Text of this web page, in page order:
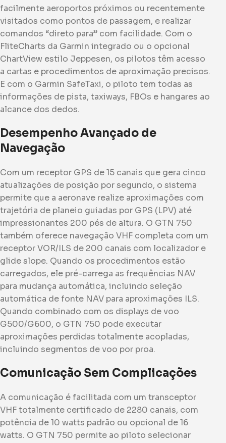
facilmente aeroportos próximos ou recentemente
visitados como pontos de passagem, e realizar
comandos “direto para” com facilidade. Com o
FliteCharts da Garmin integrado ou o opcional
ChartView estilo Jeppesen, os pilotos têm acesso
a cartas e procedimentos de aproximação precisos.
E com o Garmin SafeTaxi, o piloto tem todas as
informações de pista, taxiways, FBOs e hangares ao
alcance dos dedos.
Desempenho Avançado de
Navegação
Com um receptor GPS de 15 canais que gera cinco
atualizações de posição por segundo, o sistema
permite que a aeronave realize aproximações com
trajetória de planeio guiadas por GPS (LPV) até
impressionantes 200 pés de altura. O GTN 750
também oferece navegação VHF completa com um
receptor VOR/ILS de 200 canais com localizador e
glide slope. Quando os procedimentos estão
carregados, ele pré-carrega as frequências NAV
para mudança automática, incluindo seleção
automática de fonte NAV para aproximações ILS.
Quando combinado com os displays de voo
G500/G600, o GTN 750 pode executar
aproximações perdidas totalmente acopladas,
incluindo segmentos de voo por proa.
Comunicação Sem Complicações
A comunicação é facilitada com um transceptor
VHF totalmente certificado de 2280 canais, com
potência de 10 watts padrão ou opcional de 16
watts. O GTN 750 permite ao piloto selecionar